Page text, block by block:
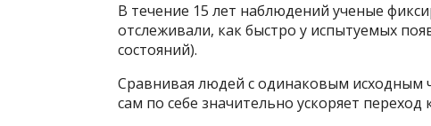
В течение 15 лет наблюдений ученые
отслеживали, как быстро у испытуемых
состояний).
Сравнивая людей с одинаковым исходным
сам по себе значительно ускоряет